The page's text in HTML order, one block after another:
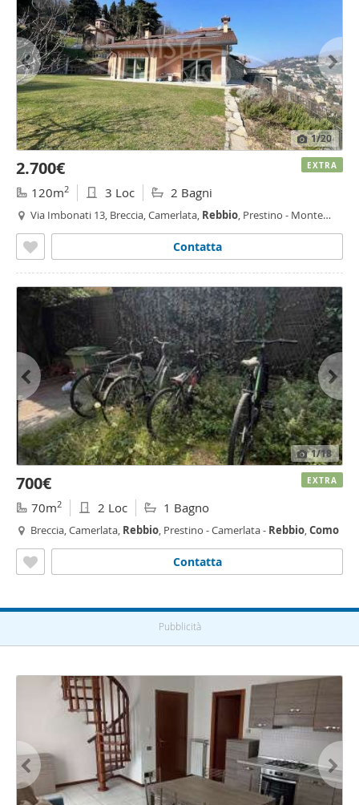
1/20
2.700€
120m2 3 Loc 2 Bagni
Via Imbonati 13, Breccia, Camerlata, Rebbio, Prestino - Monte
Contatta
EXTRA
1/18
700€
70m2 2 Loc 1 Bagno
Breccia, Camerlata, Rebbio, Prestino - Camerlata - Rebbio,Como
Contatta
EXTRA
Pubblicità